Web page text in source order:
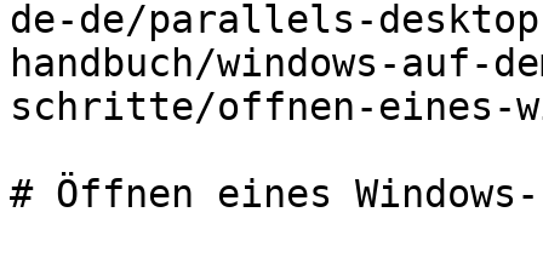
de-de/parallels-
handbuch/windows-auf-
schritte/offnen-eines-
# Öffnen eines Windows-